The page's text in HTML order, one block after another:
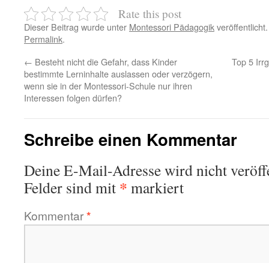
Rate this post
Dieser Beitrag wurde unter Montessori Pädagogik
Permalink.
← Besteht nicht die Gefahr, dass Kinder
bestimmte Lerninhalte auslassen oder verzögern,
wenn sie in der Montessori-Schule nur ihren
Interessen folgen dürfen?
Top 5
Schreibe einen Kommentar
Deine E-Mail-Adresse wird nicht
Felder sind mit * markiert
Kommentar*